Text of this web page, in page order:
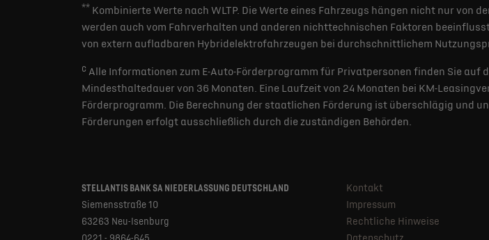
** Kombinierte Werte nach WLTP. Die Werte eines Fahrzeugs hängen nicht nur
werden auch vom Fahrverhalten und anderen nichttechnischen Faktoren
von extern aufladbaren Hybridelektrofahrzeugen bei durchschnittlichem
c Alle Informationen zum E-Auto-Förderprogramm für Privatpersonen finden Sie auf
Mindesthaltedauer von 36 Monaten. Eine Laufzeit von 24 Monaten bei KM-
Förderprogramm. Die Berechnung der staatlichen Förderung ist überschlägig und
Förderungen erfolgt ausschließlich durch die zuständigen Behörden.
STELLANTIS BANK SA NIEDERLASSUNG DEUTSCHLAND
Siemensstraße 10
63263 Neu-Isenburg
Kontakt
Impressum
Rechtliche Hinweise